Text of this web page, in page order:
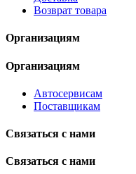
Возврат товара
Организациям
Организациям
Автосервисам
Поставщикам
Связаться с нами
Связаться с нами